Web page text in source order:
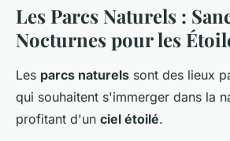
Les Parcs Naturels :
Nocturnes pour les
Les parcs naturels sont des lieux
qui souhaitent s'immerger dans la
profitant d'un ciel étoilé.